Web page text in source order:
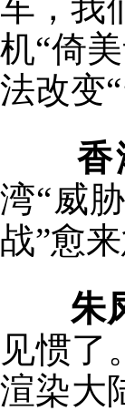
机“倚
法改变
香
湾“威
战”愈
朱
见惯了
渲染大